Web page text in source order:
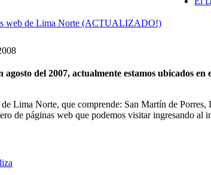
web de Lima Norte (ACTUALIZADO!)
del 2007, actualmente estamos ubicados
Lima Norte, que comprende: San Martín de
de páginas web que podemos visitar ingresando al